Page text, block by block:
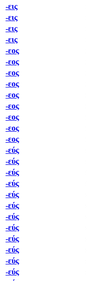
-εις
-εις
-εις
-εις
-εος
-εος
-εος
-εος
-εος
-εος
-εος
-εος
-εος
-εύς
-εύς
-εύς
-εύς
-εύς
-εύς
-εύς
-εύς
-εύς
-εύς
-εύς
-εύς